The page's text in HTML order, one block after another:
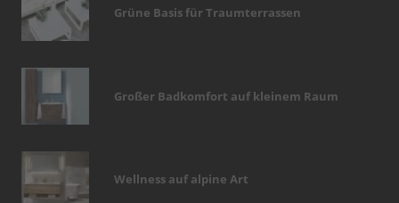
Grüne Basis für Traumterrassen
Großer Badkomfort auf kleinem Raum
Wellness auf alpine Art